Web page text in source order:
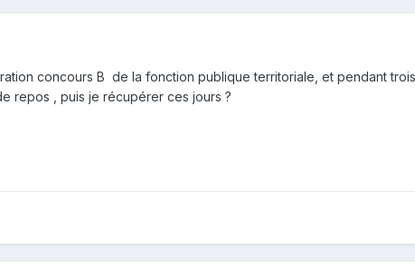
concours B de la fonction publique territoriale, et pendant
repos , puis je récupérer ces jours ?